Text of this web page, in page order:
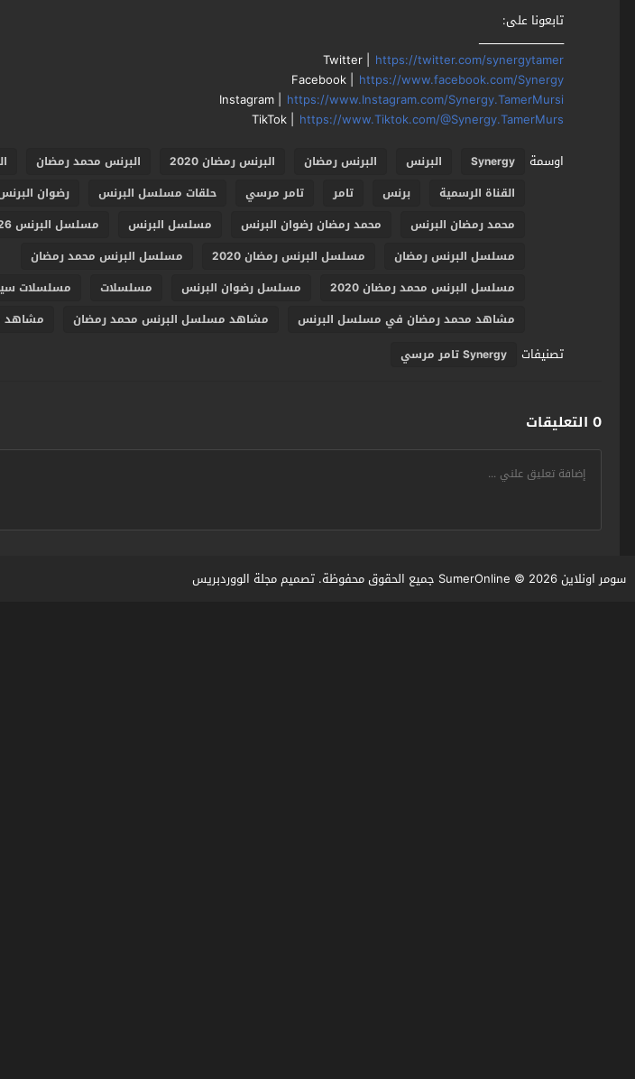
تابعونا على:
ـــــــــــــــــــــــــــــــــــــــــــــــ
Twitter | https://twitter.com/synergytamer
Facebook | https://www.facebook.com/Synergy
Instagram | https://www.Instagram.com/Synergy.TamerMursi
TikTok | https://www.Tiktok.com/@Synergy.TamerMurs
اوسمة
Synergy البرنس البرنس رمضان البرنس رمضان 2020 البرنس محمد رمضان
القناة الرسمية
برنس تامر تامر مرسي حلقات مسلسل البرنس
رضوان البرنس
محمد رمضان البرنس
محمد رمضان رضوان البرنس مسلسل البرنس
مسلسل البرنس 26
مسلسل البرنس رمضان
مسلسل البرنس رمضان 2020
مسلسل البرنس محمد رمضان
مسلسل البرنس محمد رمضان 2020
مسلسل رضوان البرنس مسلسلات
مسلسلات
مشاهد محمد رمضان في مسلسل البرنس
مشاهد مسلسل البرنس محمد رمضان مشاهد
تصنيفات Synergy تامر مرسي
0 التعليقات
سومر اونلاين SumerOnline© 2026 جميع الحقوق محفوظة. تصميم مجلة الووردبريس